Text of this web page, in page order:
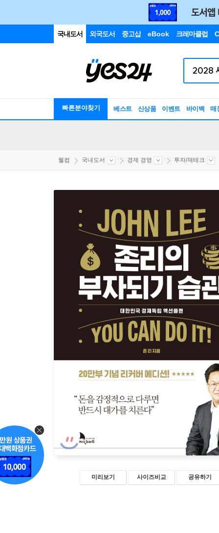
국내도서 외국도서 중고샵 eBook 크레마클럽
빠른분야찾기 베스트 신상품 이벤트 바이백 매
웰컴 국내도서 경제 경영 투자/재테크
미리보기 사이즈비교 공유하기